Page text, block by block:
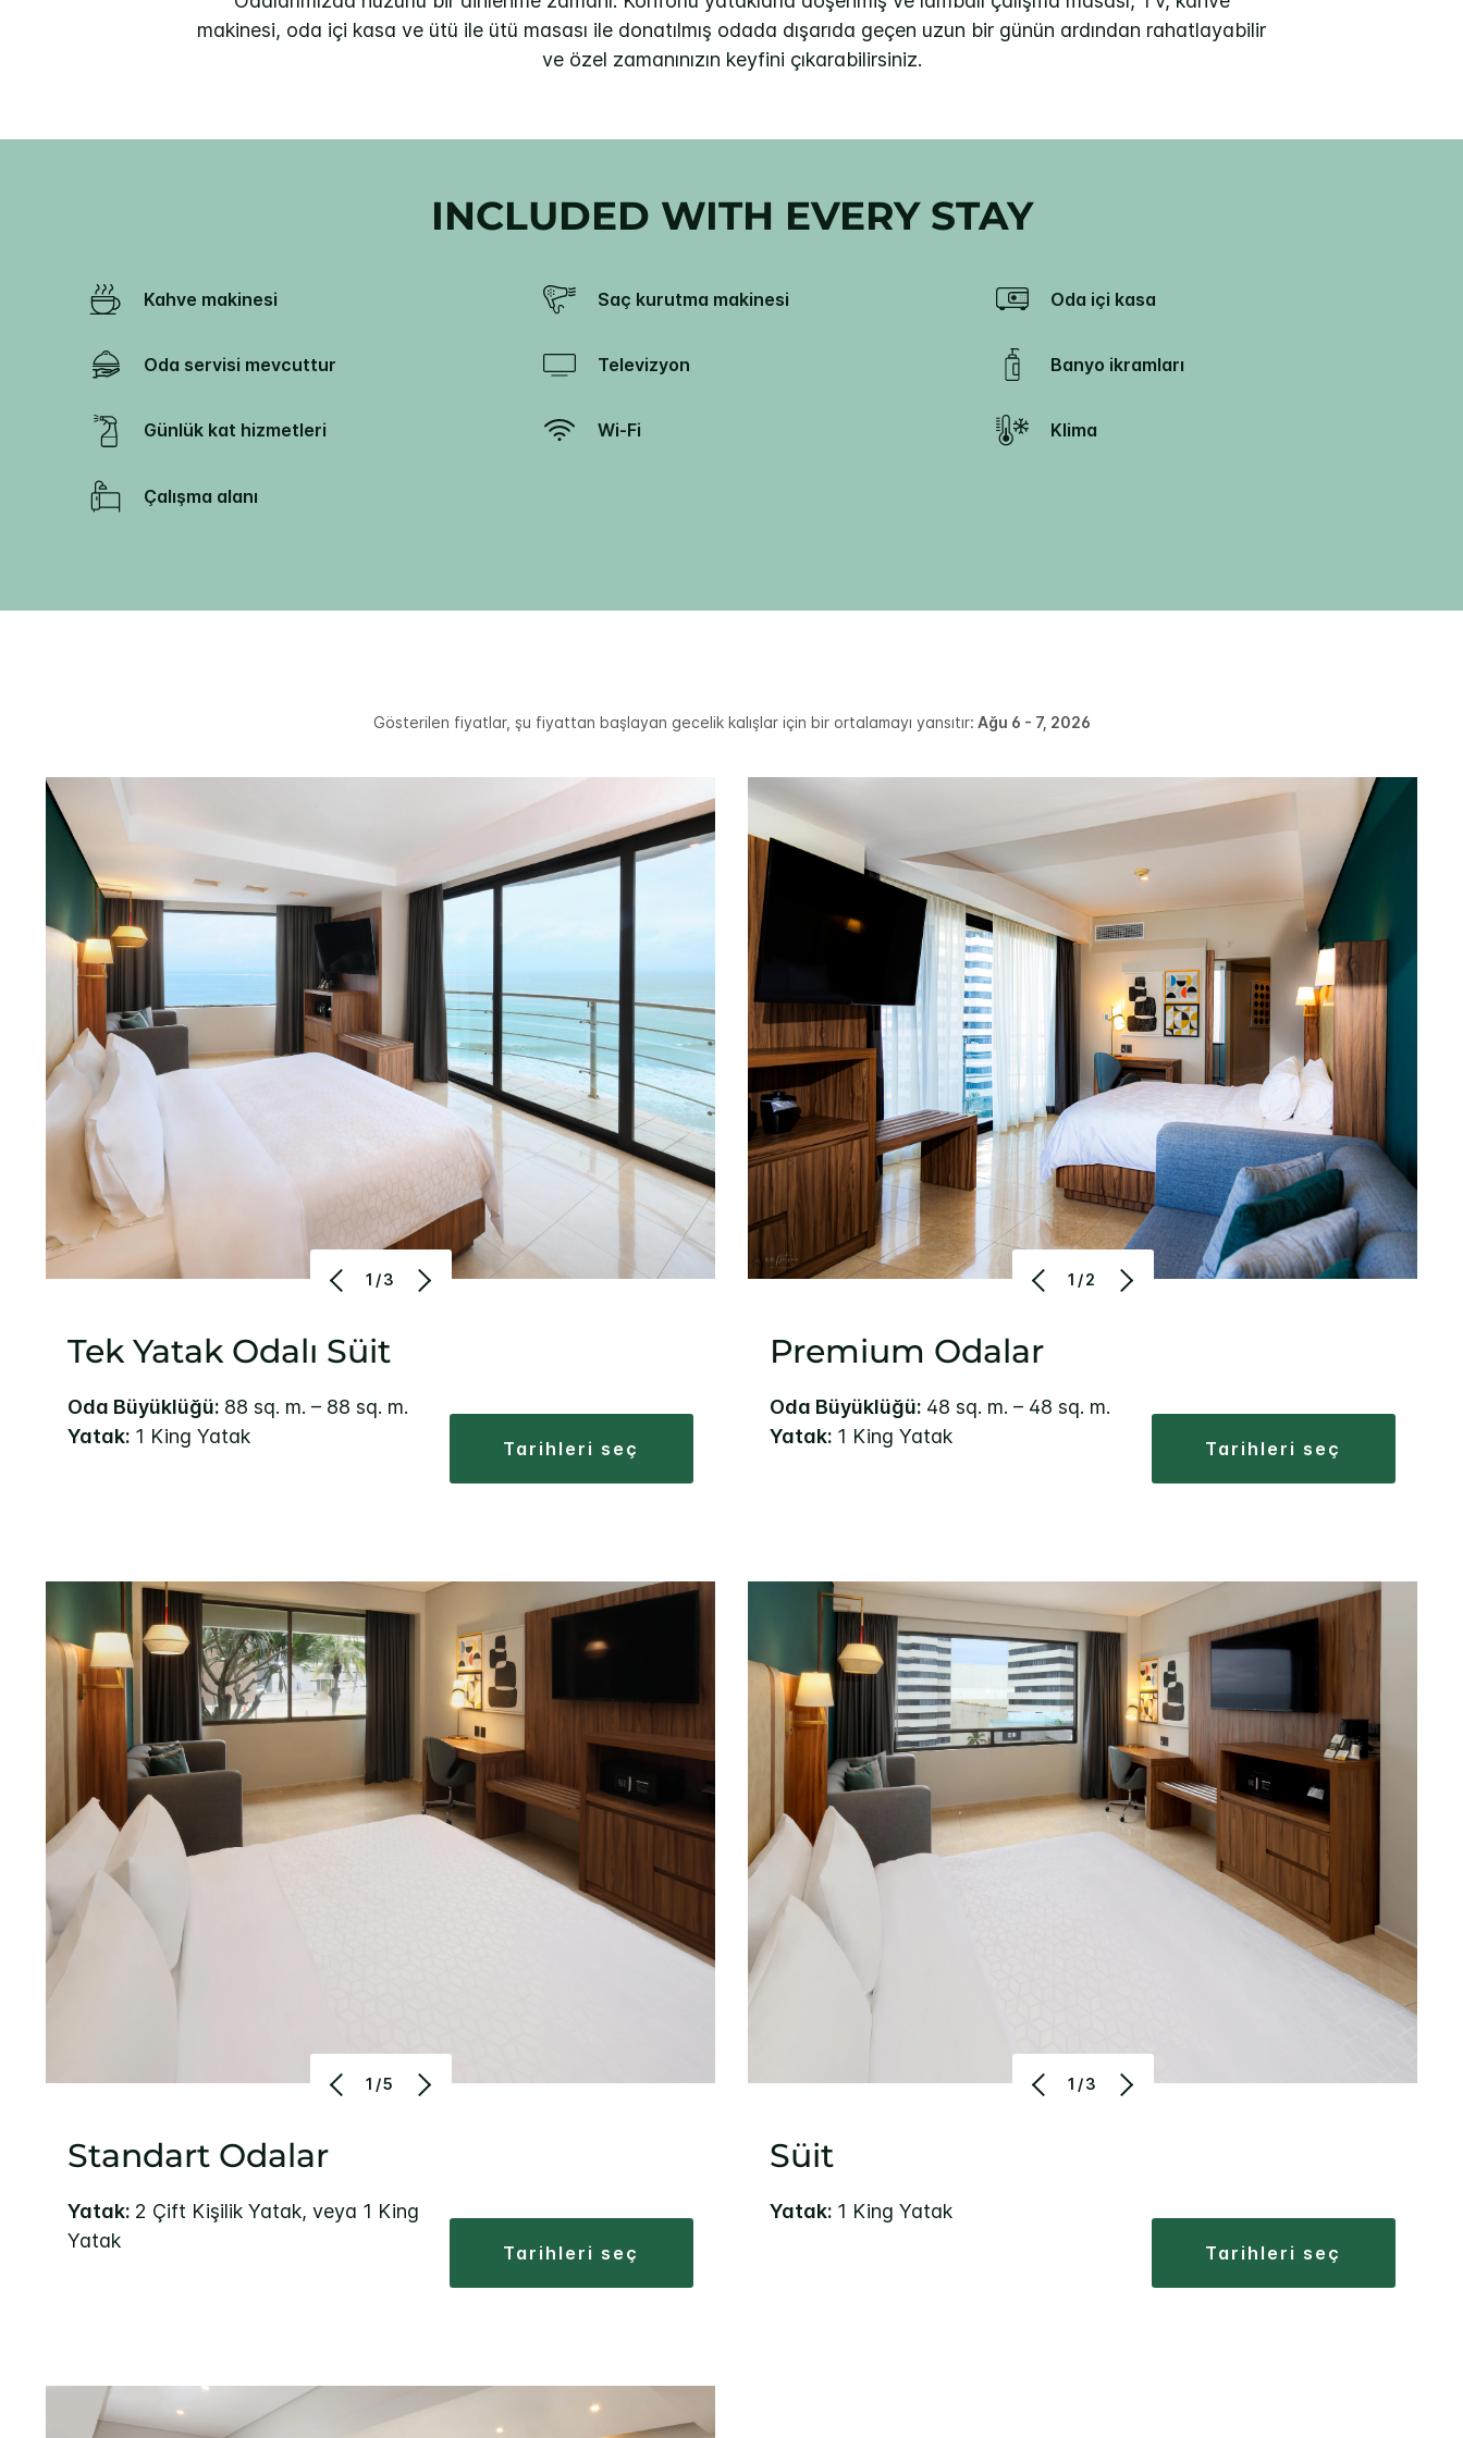
makinesi, oda içi kasa ve ütü ile ütü masası ile donatılmış odada dışarıda geçen uzun bir günün ardından rahatlayabilir
ve özel zamanınızın keyfini çıkarabilirsiniz.
INCLUDED WITH EVERY STAY
Kahve makinesi Saç kurutma makinesi Oda içi kasa
Oda servisi mevcuttur Televizyon Banyo ikramları
Günlük kat hizmetleri Wi-Fi Klima
Çalışma alanı
Gösterilen fiyatlar, şu fiyattan başlayan gecelik kalışlar için bir ortalamayı yansıtır: Ağu 6 - 7, 2026
1/3
Tek Yatak Odalı Süit
Oda Büyüklüğü: 88 sq. m. – 88 sq. m.
Yatak: 1 King Yatak
tarihleri seç
1/2
Premium Odalar
Oda Büyüklüğü: 48 sq. m. – 48 sq. m.
Yatak: 1 King Yatak
tarihleri seç
1/5
Standart Odalar
Yatak: 2 Çift Kişilik Yatak, veya 1 King
Yatak
tarihleri seç
1/3
Süit
Yatak: 1 King Yatak
tarihleri seç